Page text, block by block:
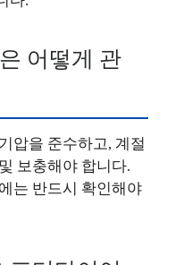
어떻게 관
압을 준수하고, 계절
보충해야 합니다.
는 반드시 확인해야